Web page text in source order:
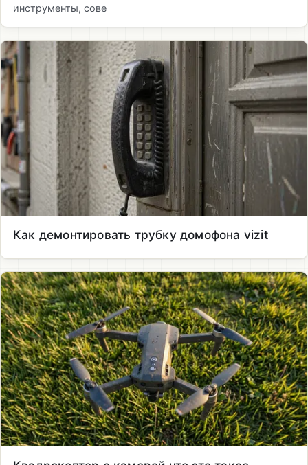
инструменты, сове
Как демонтировать трубку домофона vizit